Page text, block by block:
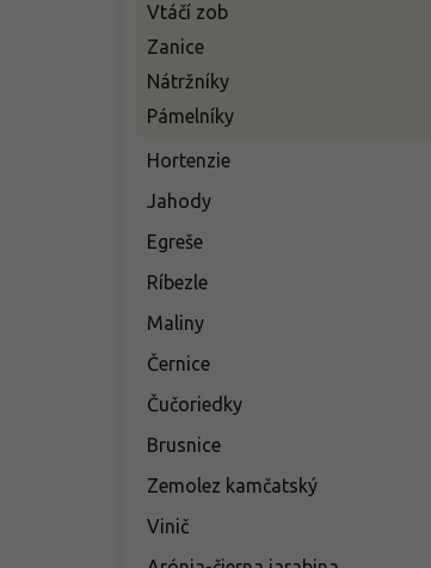
Vtáčí zob
Zanice
Nátržníky
Pámelníky
Hortenzie
Jahody
Egreše
Ríbezle
Maliny
Černice
Čučoriedky
Brusnice
Zemolez kamčatský
Vinič